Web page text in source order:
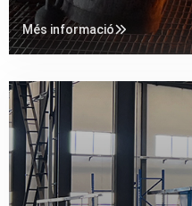
Més informació